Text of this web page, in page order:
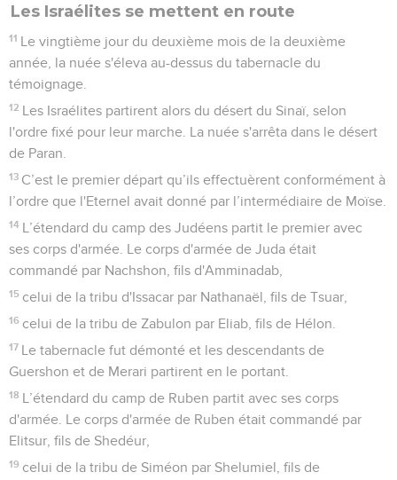
Les Israélites se mettent en route
11 Le vingtième jour du deuxième mois de la deuxième
année, la nuée s'éleva au-dessus du tabernacle du
témoignage.
12 Les Israélites partirent alors du désert du Sinaï, selon
l'ordre fixé pour leur marche. La nuée s'arrêta dans le désert
de Paran.
13 C’est le premier départ qu’ils effectuèrent conformément à
l’ordre que l'Eternel avait donné par l’intermédiaire de Moïse.
14 L’étendard du camp des Judéens partit le premier avec
ses corps d'armée. Le corps d'armée de Juda était
commandé par Nachshon, fils d'Amminadab,
15 celui de la tribu d'Issacar par Nathanaël, fils de Tsuar,
16 celui de la tribu de Zabulon par Eliab, fils de Hélon.
17 Le tabernacle fut démonté et les descendants de
Guershon et de Merari partirent en le portant.
18 L’étendard du camp de Ruben partit avec ses corps
d'armée. Le corps d'armée de Ruben était commandé par
Elitsur, fils de Shedéur,
19 celui de la tribu de Siméon par Shelumiel, fils de